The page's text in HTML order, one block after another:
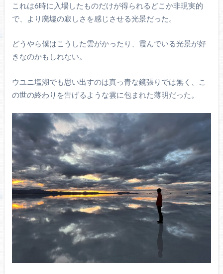
これは6時に入場したものだけが得られるどこか非現実的
で、より廃墟の寂しさを感じさせる光景だった。
どうやら僕はこうした雲がかったり、霞んでいる光景が好
きなのかもしれない。
ウユニ塩湖でも思い出すのは真っ青な鏡張りでは無く、こ
の世の終わりを告げるような雲に包まれた薄明だった。